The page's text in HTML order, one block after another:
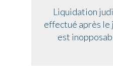
Liquidation
effectué après le
est